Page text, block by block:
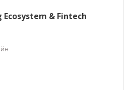
& Fintech